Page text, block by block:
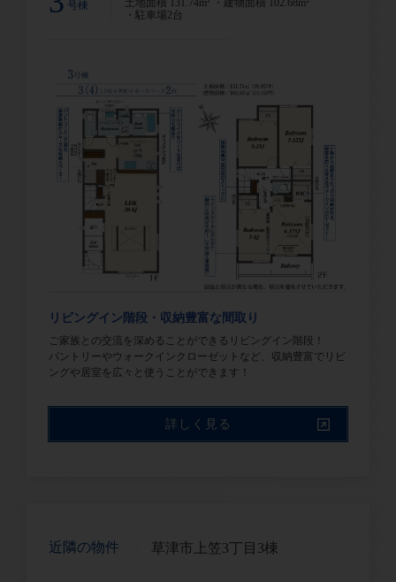
号棟
土地面積 131.74m² ・建物面積 102.68m²
・駐車場2台
リビングイン階段・収納豊富な間取り
ご家族との交流を深めることができるリビングイン階段！
パントリーやウォークインクローゼットなど、収納豊富でリビ
ングや居室を広々と使うことができます！
詳しく見る
近隣の物件 草津市上笠3丁目3棟